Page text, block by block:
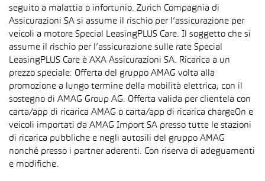
seguito a malattia o infortunio. Zurich Compagnia di
Assicurazioni SA si assume il rischio per l’assicurazione per
veicoli a motore Special LeasingPLUS Care. Il soggetto che si
assume il rischio per l’assicurazione sulle rate Special
LeasingPLUS Care è AXA Assicurazioni SA. Ricarica a un
prezzo speciale: Offerta del gruppo AMAG volta alla
promozione a lungo termine della mobilità elettrica, con il
sostegno di AMAG Group AG. Offerta valida per clientela con
carta/app di ricarica AMAG o carta/app di ricarica chargeOn e
veicoli importati da AMAG Import SA presso tutte le stazioni
di ricarica pubbliche e negli autosili del gruppo AMAG
nonché presso i partner aderenti. Con riserva di adeguamenti
e modifiche.